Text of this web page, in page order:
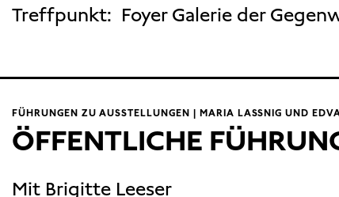
Treffpunkt: Foyer Galerie der
FÜHRUNGEN ZU AUSSTELLUNGEN | MARIA LASSNIG UND
ÖFFENTLICHE
Mit Brigitte Leeser